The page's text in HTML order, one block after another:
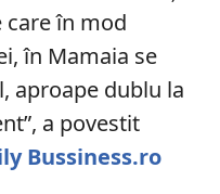
care în mod
în Mamaia se
aproape dublu la
a povestit
Bussiness.ro